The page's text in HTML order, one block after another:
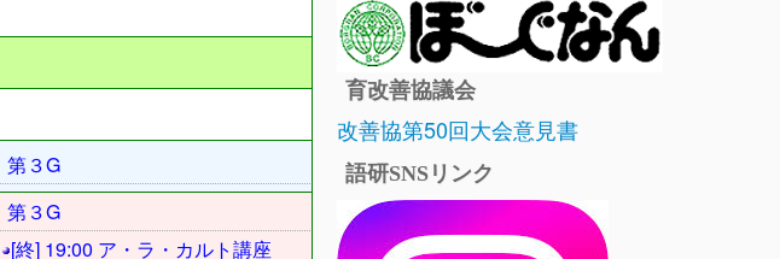
第３G
第３G
[終] 19:00 ア・ラ・カルト講座
育改善協議会
改善協第50回大会意見書
語研SNSリンク